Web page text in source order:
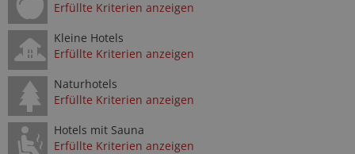
Erfüllte Kriterien anzeigen
Kleine Hotels
Erfüllte Kriterien anzeigen
Naturhotels
Erfüllte Kriterien anzeigen
Hotels mit Sauna
Erfüllte Kriterien anzeigen